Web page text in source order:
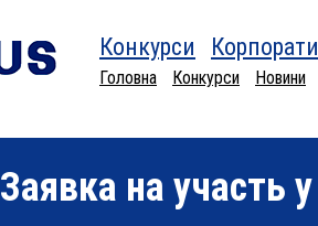
Конкурси
Головна Конкурси Новини
Заявка на участь